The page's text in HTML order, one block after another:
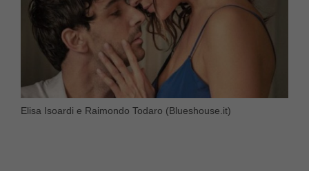
Elisa Isoardi e Raimondo Todaro (Blueshouse.it)